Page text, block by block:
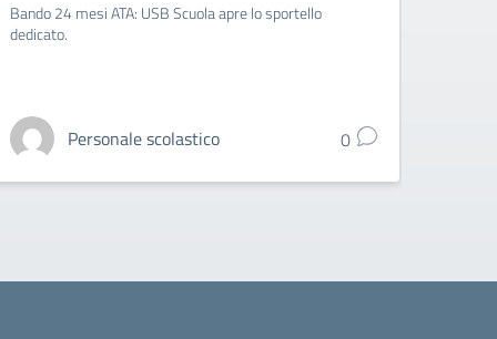
Bando 24 mesi ATA: USB Scuola apre lo sportello
dedicato.
Personale scolastico 0